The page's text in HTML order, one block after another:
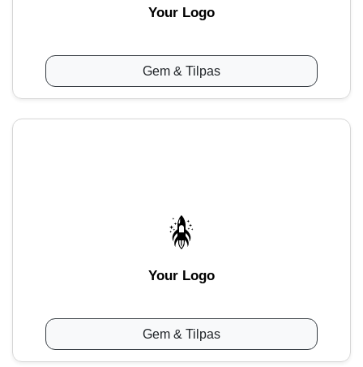
Your Logo
Gem & Tilpas
Your Logo
Gem & Tilpas